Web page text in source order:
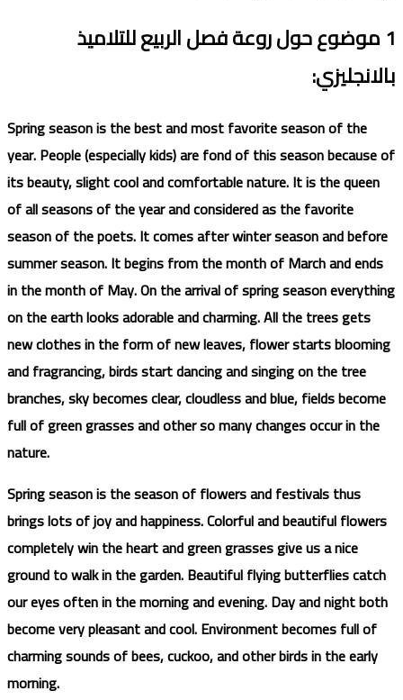
1موضوعحول روعةفصل الربيعللتلاميذ
بالانجليزي:
Spring season is the best and most favorite season of the
year. People (especially kids) are fond of this season because of
its beauty, slight cool and comfortable nature. It is the queen
of all seasons of the year and considered as the favorite
season of the poets. It comes after winter season and before
summer season. It begins from the month of March and ends
in the month of May. On the arrival of spring season everything
on the earth looks adorable and charming. All the trees gets
new clothes in the form of new leaves, flower starts blooming
and fragrancing, birds start dancing and singing on the tree
branches, sky becomes clear, cloudless and blue, fields become
full of green grasses and other so many changes occur in the
nature.
Spring season is the season of flowers and festivals thus
brings lots of joy and happiness. Colorful and beautiful flowers
completely win the heart and green grasses give us a nice
ground to walk in the garden. Beautiful flying butterflies catch
our eyes often in the morning and evening. Day and night both
become very pleasant and cool. Environment becomes full of
charming sounds of bees, cuckoo, and other birds in the early
morning.